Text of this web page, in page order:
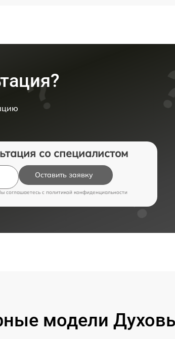
со специалистом
Оставить заявку
соглашаетесь c политикой конфиденциальности
модели